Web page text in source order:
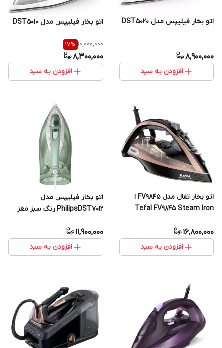
اتو بخار فیلیپس مدل DST5020
8,900,000
افزودن به سبد
اتو بخار فیلیپس مدل DST5010
10,000,000
17%
8,300,000
افزودن به سبد
اتو بخار تفال مدل FV9845 ا
Tefal FV9845 Steam Iron
16,800,000
افزودن به سبد
اتو بخار فیلیپس مدل
PhilipsDST7012 رنگ سبز مغز
11,900,000
افزودن به سبد